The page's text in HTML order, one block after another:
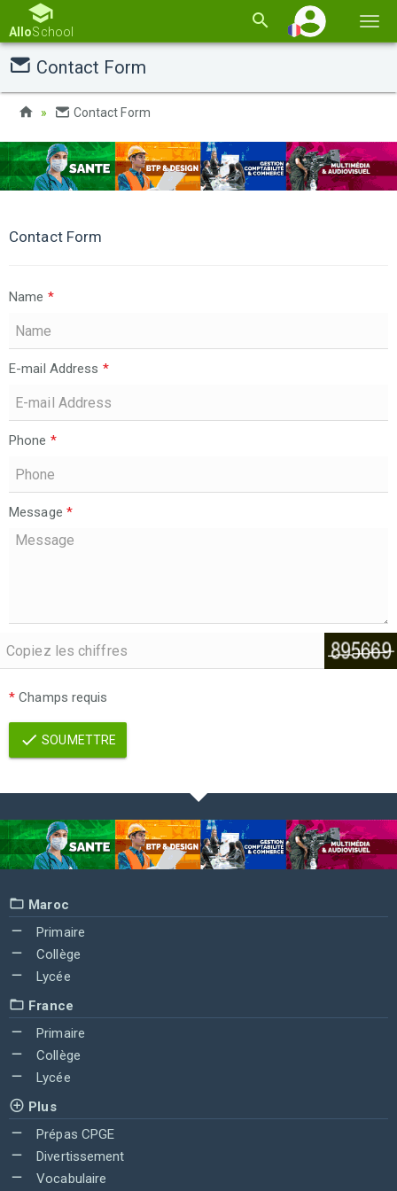
la
AlloSchool
Contact Form
Contact Form
Contact Form
Name *
E-mail Address *
Phone *
Message *
* Champs requis
SOUMETTRE
Maroc
Primaire
Collège
Lycée
France
Primaire
Collège
Lycée
Plus
Prépas CPGE
Divertissement
Vocabulaire